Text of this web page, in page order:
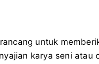
untuk
karya seni